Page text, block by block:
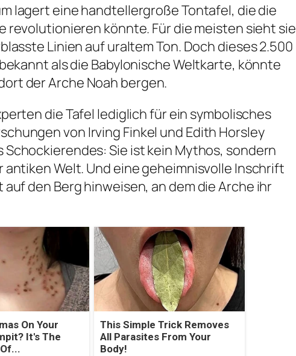
lagert eine handtellergroße Tontafel, die die
revolutionieren könnte. Für die meisten sieht sie
Linien auf uraltem Ton. Doch dieses 2.500
als die Babylonische Weltkarte, könnte
der Arche Noah bergen.
die Tafel lediglich für ein symbolisches
von Irving Finkel und Edith Horsley
Sie ist kein Mythos, sondern
antiken Welt. Und eine geheimnisvolle Inschrift
den Berg hinweisen, an dem die Arche ihr
On Your
It's The
This Simple Trick Removes
All Parasites From Your
Body!